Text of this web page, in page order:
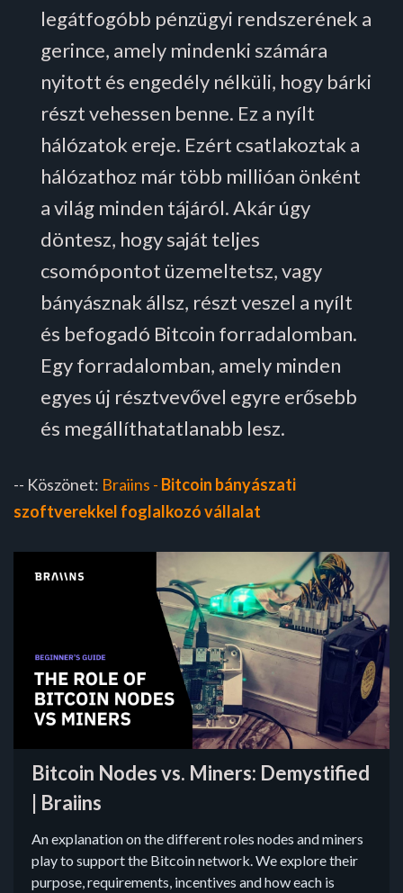
legátfogóbb pénzügyi rendszerének a
gerince, amely mindenki számára
nyitott és engedély nélküli, hogy bárki
részt vehessen benne. Ez a nyílt
hálózatok ereje. Ezért csatlakoztak a
hálózathoz már több millióan önként
a világ minden tájáról. Akár úgy
döntesz, hogy saját teljes
csomópontot üzemeltetsz, vagy
bányásznak állsz, részt veszel a nyílt
és befogadó Bitcoin forradalomban.
Egy forradalomban, amely minden
egyes új résztvevővel egyre erősebb
és megállíthatatlanabb lesz.
-- Köszönet: Braiins - Bitcoin bányászati
szoftverekkel foglalkozó vállalat
Bitcoin Nodes vs. Miners: Demystified
| Braiins
An explanation on the different roles nodes and miners
play to support the Bitcoin network. We explore their
purpose, requirements, incentives and how each is